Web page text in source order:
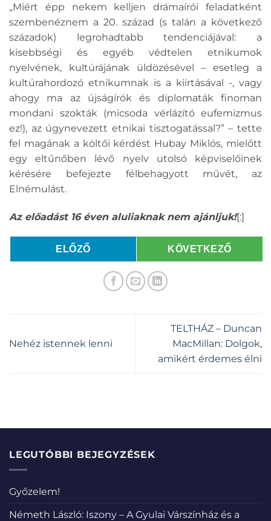
„Miért épp nekem kelljen drámaírói feladatként
szembenéznem a 20. század (s talán a következő
századok) legrohadtabb tendenciájával: a
kisebbségi és egyéb védtelen etnikumok
nyelvének, kultúrájának üldözésével – esetleg a
kultúrahordozó etnikumnak is a kiirtásával -, vagy
ahogy ma az újságírók és diplomaták finoman
mondani szokták (micsoda vérlázító eufemizmus
ez!), az úgynevezett etnikai tisztogatással?” – tette
fel magának a költői kérdést Hubay Miklós, mielőtt
egy eltűnőben lévő nyelv utolsó képviselőinek
kérésére befejezte félbehagyott művét, az
Elnémulást.
Az előadást 16 éven aluliaknak nem ajánljuk![:]
ELŐZŐ KÖVETKEZŐ
Nehéz istennek lenni
TELTHÁZ – Duncan
MacMillan: Dolgok,
amikért érdemes élni
LEGUTÓBBI BEJEGYZÉSEK
Győzelem!
Németh László: Iszony – A Gyulai Várszínház és a